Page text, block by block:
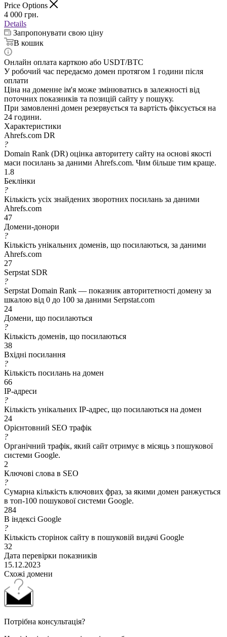
Price Options
4 000 грн.
Details
Запропонувати свою ціну
В кошик
Онлайн оплата карткою або USDT/BTC
У робочий час передаємо домен протягом 1 години після
оплати
Ціна на доменне ім'я може змінюватись в залежності від
поточних показників та позицій сайту у пошуку.
При замовленні домен резервується та вартість фіксується на
24 години.
Характеристики
Ahrefs.com DR
?
Domain Rank (DR) оцінка авторитету сайту на основі якості
маси посилань за даними Ahrefs.com. Чим більше тим краще.
1.8
Беклінки
?
Кількість усіх знайдених зворотних посилань за даними
Ahrefs.com
47
Домени-донори
?
Кількість унікальних доменів, що посилаються, за даними
Ahrefs.com
27
Serpstat SDR
?
Serpstat Domain Rank — показник авторитетності домену за
шкалою від 0 до 100 за даними Serpstat.com
24
Домени, що посилаються
?
Кількість доменів, що посилаються
38
Вхідні посилання
?
Кількість посилань на домен
66
IP-адреси
?
Кількість унікальних IP-адрес, що посилаються на домен
24
Орієнтовний SEO трафік
?
Органічний трафік, який сайт отримує в місяць з пошукової
системи Google.
2
Ключові слова в SEO
?
Сумарна кількість ключових фраз, за якими домен ранжується
в топ-100 пошукової системи Google.
284
В індексі Google
?
Кількість сторінок сайту в пошуковій видачі Google
32
Дата перевірки показників
15.12.2023
Схожі домени
Потрібна консультація?